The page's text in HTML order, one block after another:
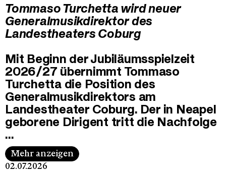
Tommaso Turchetta wird neuer
Generalmusikdirektor des
Landestheaters Coburg
Mit Beginn der Jubiläumsspielzeit
2026/27 übernimmt Tommaso
Turchetta die Position des
Generalmusikdirektors am
Landestheater Coburg. Der in Neapel
geborene Dirigent tritt die Nachfolge
…
Mehr anzeigen
02.07.2026